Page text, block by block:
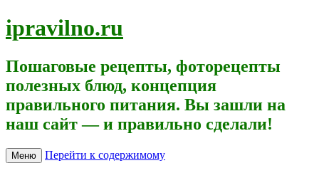
ipravilno.ru
Пошаговые рецепты, фоторецепты
полезных блюд, концепция
правильного питания. Вы зашли на
наш сайт — и правильно сделали!
Меню Перейти к содержимому